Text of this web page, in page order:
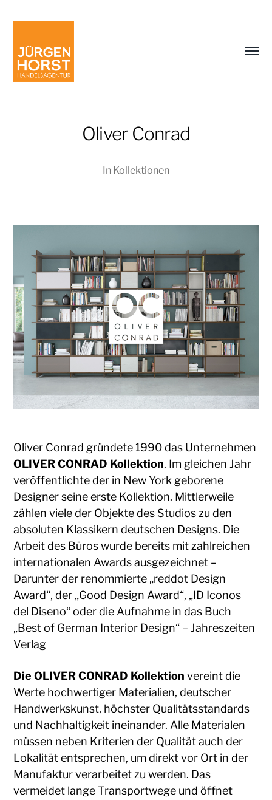
Jürgen
Handelsagentur
Menü
Oliver Conrad
In Kollektionen
Oliver Conrad gründete 1990 das Unternehmen
OLIVER CONRAD Kollektion. Im gleichen Jahr
veröffentlichte der in New York geborene
Designer seine erste Kollektion. Mittlerweile
zählen viele der Objekte des Studios zu den
absoluten Klassikern deutschen Designs. Die
Arbeit des Büros wurde bereits mit zahlreichen
internationalen Awards ausgezeichnet –
Darunter der renommierte „reddot Design
Award“, der „Good Design Award“, „ID Iconos
del Diseno“ oder die Aufnahme in das Buch
„Best of German Interior Design“ – Jahreszeiten
Verlag
Die OLIVER CONRAD Kollektion vereint die
Werte hochwertiger Materialien, deutscher
Handwerkskunst, höchster Qualitätsstandards
und Nachhaltigkeit ineinander. Alle Materialen
müssen neben Kriterien der Qualität auch der
Lokalität entsprechen, um direkt vor Ort in der
Manufaktur verarbeitet zu werden. Das
vermeidet lange Transportwege und öffnet